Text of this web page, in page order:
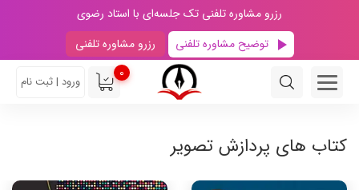
رزرو مشاوره تلفنی تک جلسه‌ای با استاد رضوی
توضیح مشاوره تلفنی
رزرو مشاوره تلفنی
0
ورود | ثبت نام
کتاب های پردازش تصویر